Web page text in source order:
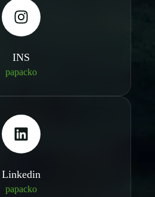
INS
papacko
Linkedin
papacko